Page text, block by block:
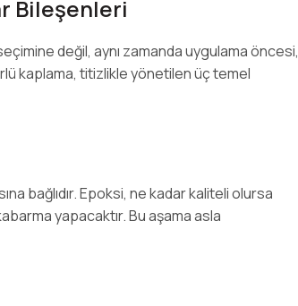
Bileşenleri
değil, aynı zamanda uygulama öncesi,
kaplama, titizlikle yönetilen üç temel
bağlıdır. Epoksi, ne kadar kaliteli olursa
yapacaktır. Bu aşama asla